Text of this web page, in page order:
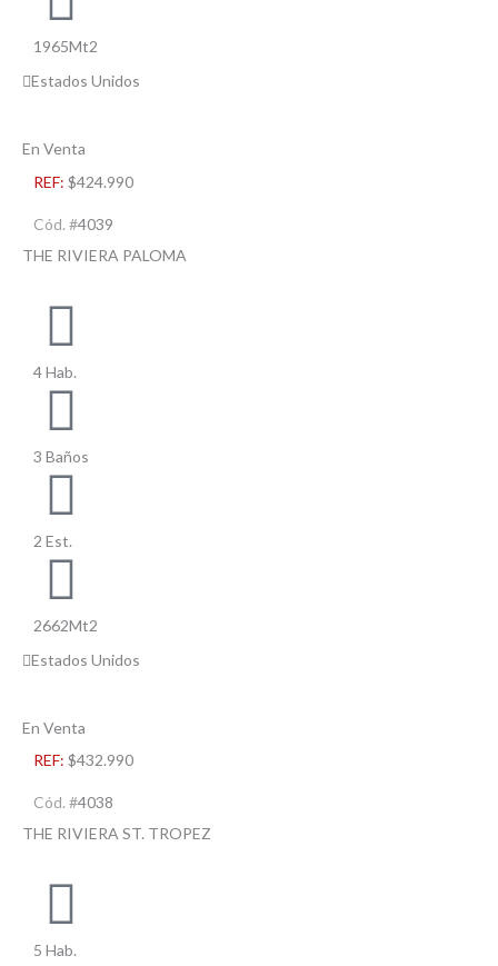
1965Mt2
Estados Unidos
En Venta
REF: $424.990
Cód. #4039
THE RIVIERA PALOMA
4 Hab.
3 Baños
2 Est.
2662Mt2
Estados Unidos
En Venta
REF: $432.990
Cód. #4038
THE RIVIERA ST. TROPEZ
5 Hab.